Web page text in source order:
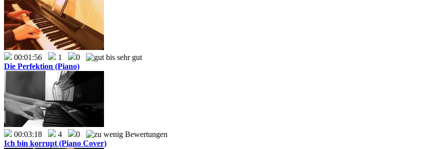
00:01:56 1
0
Die Perfektion (Piano)
00:03:18 4
0
Ich bin korrupt (Piano Cover)